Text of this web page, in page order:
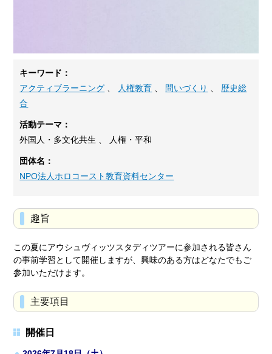
キーワード：
アクティブラーニング
人権教育 問いづくり
歴史総
合
活動テーマ：
外国人・多文化共生 、 人権・平和
団体名：
NPO法人ホロコースト教育資料センター
趣旨
この夏にアウシュヴィッツスタディツアーに参加される皆さん
の事前学習として開催しますが、興味のある方はどなたでもご
参加いただけます。
主要項目
開催日